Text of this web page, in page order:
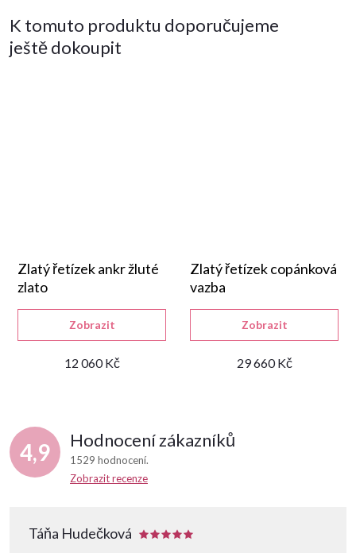
K tomuto produktu doporučujeme
ještě dokoupit
Zlatý řetízek ankr žluté
zlato
12 060 Kč
Zobrazit
Zlatý řetízek copánková
vazba
29 660 Kč
Zobrazit
4,9 Hodnocení zákazníků
1529 hodnocení
Zobrazit recenze
Táňa Hudečková